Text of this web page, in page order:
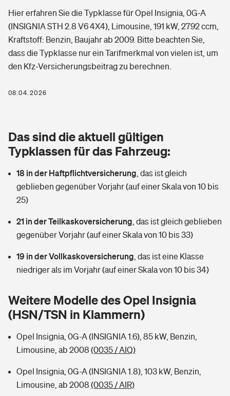
Arbeitsrechtsschutz
Berufshaftpflichtversicherung
Rentenrechner: Wie viel Geld bekomme ich im Alter?
Wer versichert was: Jetzt Versicherer finden
Sie haben Fragen?
Hausratversicherung
Elementarversicherung
Photovoltaik
Wärmepumpen versichern
Vermieterrrechtsschutz
Mietkautionsversicherung
Restkreditversicherung
Zur Übersicht
Tools
Hochwasser-Check: Wie gefährdet ist Ihr Haus?
Wer versichert was: Jetzt Versicherer finden
Sie haben Fragen?
Pri­vate Haft­pflicht­
Rechts­schutz­ver­si­che­rung
Kinderunfall­ver­si­che­rung
Reiseversicherung
Handyversicherung
Private Cyberversicherung
Musikinstrumentenversicherung
Zur Übersicht
Tools
Gesundheit
Private Krankenversicherung
Tierkrankenversicherung
Zur Übersicht
Sie haben Fragen?
Rentenrechner: Wie viel Geld bekomme ich im Alter?
Hier erfahren Sie die Typklasse für Opel Insignia, 0G-A
(INSIGNIA STH 2.8 V6 4X4), Limousine, 191 kW, 2792 ccm,
Kraftstoff: Benzin, Baujahr ab 2009. Bitte beachten Sie,
dass die Typklasse nur ein Tarifmerkmal von vielen ist, um
den Kfz-Versicherungsbeitrag zu berechnen.
08.04.2026
Das sind die aktuell gültigen
Typklassen für das Fahrzeug:
18 in der Haftpflichtversicherung das ist gleich
geblieben gegenüber Vorjahr (auf einer Skala von 10 bis
25)
21 in der Teilkaskoversicherung das ist gleich geblieben
gegenüber Vorjahr (auf einer Skala von 10 bis 33)
19 in der Vollkaskoversicherung das ist eine Klasse
niedriger als im Vorjahr (auf einer Skala von 10 bis 34)
Weitere Modelle des Opel Insignia
(HSN/TSN in Klammern)
Opel Insignia, 0G-A (INSIGNIA 1.6), 85 kW, Benzin,
Limousine, ab 2008 (0035 / AIQ)
Opel Insignia, 0G-A (INSIGNIA 1.8), 103 kW, Benzin,
Limousine, ab 2008 (0035 / AIR)